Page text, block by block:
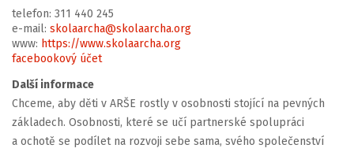
telefon: 311 440 245
e-mail: skolaarcha@skolaarcha.org
www: https://www.skolaarcha.org
facebookový účet
Další informace
Chceme, aby děti v ARŠE rostly v osobnosti stojící na pevných
základech. Osobnosti, které se učí partnerské spolupráci
a ochotě se podílet na rozvoji sebe sama, svého společenství